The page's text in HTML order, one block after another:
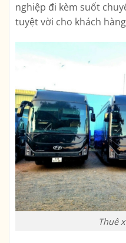
nghiệp đi kèm suốt
tuyệt vời cho khách
Thuê